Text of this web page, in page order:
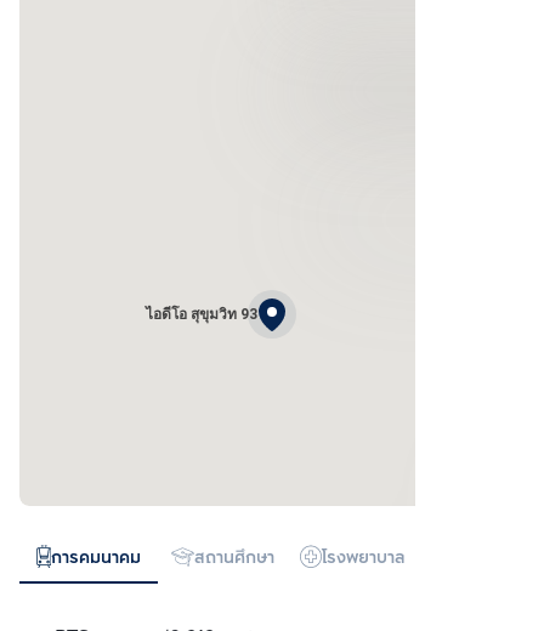
ไอดีโอ สุขุมวิท 93
การคมนาคม สถานศึกษา โรงพยาบาล